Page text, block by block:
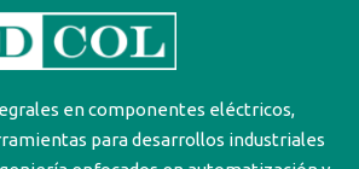
en componentes eléctricos,
para desarrollos industriales